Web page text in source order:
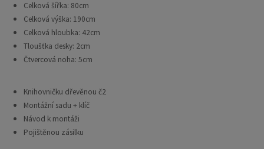
Celková šířka: 80cm
Celková výška: 190cm
Celková hloubka: 42cm
Tloušťka desky: 2cm
Čtvercová noha: 5cm
Knihovničku dřevěnou č2
Montážní sadu + klíč
Návod k montáži
Pojištěnou zásilku